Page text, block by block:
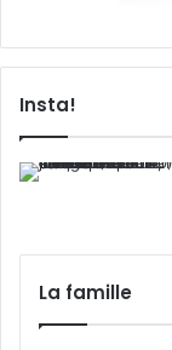
Insta!
La famille